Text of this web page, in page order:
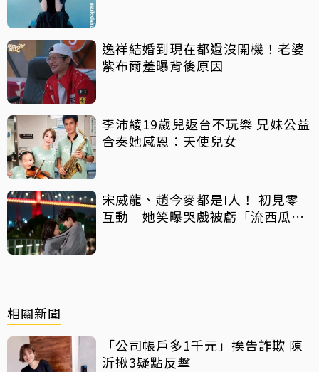
逸祥結婚到現在都還沒開機！老婆
紫布爾羞曝背後原因
李沛綾19歲兒返台不玩樂 兄妹公益
合奏她感恩：天使兒女
宋威龍、趙今麥都是I人！ 初見零
互動 她笑曝哭戲被虧「流西瓜
相關新聞
「公司帳戶多1千元」挨告詐欺 陳
沂揪3疑點反擊